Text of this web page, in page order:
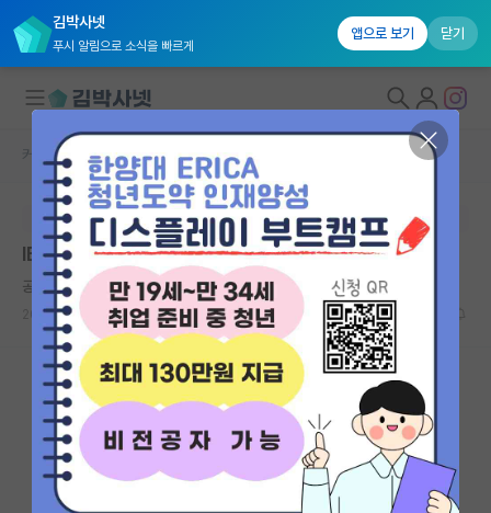
김박사넷
푸시 알림으로 소식을 빠르게
앱으로 보기 닫기
대학원생 모집
국내대학원 정보
연구실&오픈랩
커뮤니티
커뮤니티 홈
전체글보기
베스트 게시판
IF 명예의전당
커뮤니티 홈 학술 정보 게시판
본문이 수정되지 않는 박제글입니다.
IEEE Access 게재 확정 해보신분 있나요??
공허한 프리모 레비 *
2026.01.19
2 1425